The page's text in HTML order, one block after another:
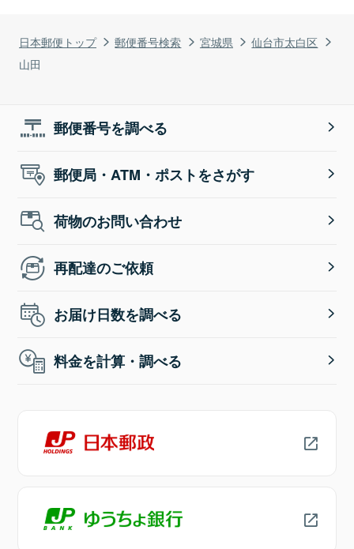
日本郵便トップ 郵便番号検索 宮城県
仙台市太白区
山田
郵便番号を調べる
郵便局・ATM・ポストをさがす
荷物のお問い合わせ
再配達のご依頼
お届け日数を調べる
料金を計算・調べる